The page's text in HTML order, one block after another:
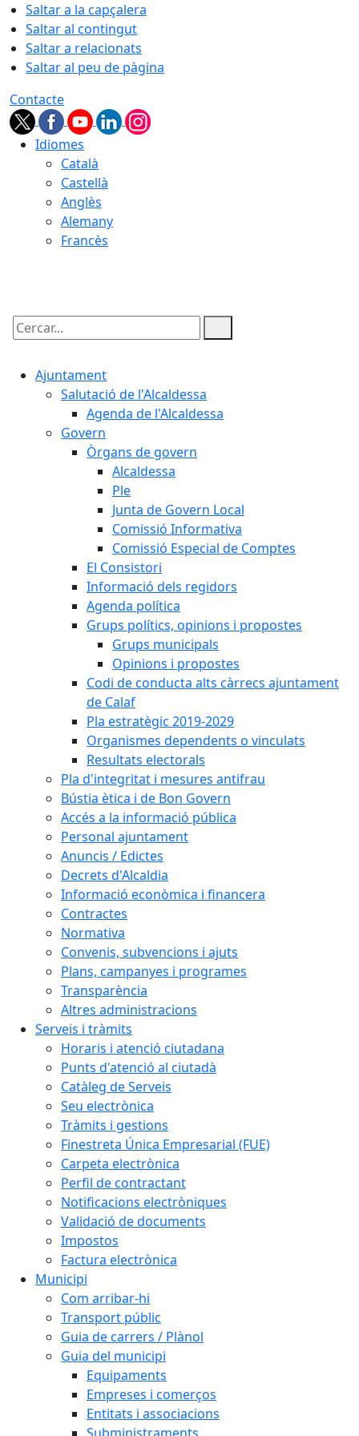
Saltar a la capçalera
Saltar al contingut
Saltar a relacionats
Saltar al peu de pàgina
Contacte
Idiomes
Català
Castellà
Anglès
Alemany
Francès
Cercar:
Ajuntament
Salutació de l'Alcaldessa
Agenda de l'Alcaldessa
Govern
Òrgans de govern
Alcaldessa
Ple
Junta de Govern Local
Comissió Informativa
Comissió Especial de Comptes
El Consistori
Informació dels regidors
Agenda política
Grups polítics, opinions i propostes
Grups municipals
Opinions i propostes
Codi de conducta alts càrrecs ajuntament
de Calaf
Pla estratègic 2019-2029
Organismes dependents o vinculats
Resultats electorals
Pla d'integritat i mesures antifrau
Bústia ètica i de Bon Govern
Accés a la informació pública
Personal ajuntament
Anuncis / Edictes
Decrets d'Alcaldia
Informació econòmica i financera
Contractes
Normativa
Convenis, subvencions i ajuts
Plans, campanyes i programes
Transparència
Altres administracions
Serveis i tràmits
Horaris i atenció ciutadana
Punts d'atenció al ciutadà
Catàleg de Serveis
Seu electrònica
Tràmits i gestions
Finestreta Única Empresarial (FUE)
Carpeta electrònica
Perfil de contractant
Notificacions electròniques
Validació de documents
Impostos
Factura electrònica
Municipi
Com arribar-hi
Transport públic
Guia de carrers / Plànol
Guia del municipi
Equipaments
Empreses i comerços
Entitats i associacions